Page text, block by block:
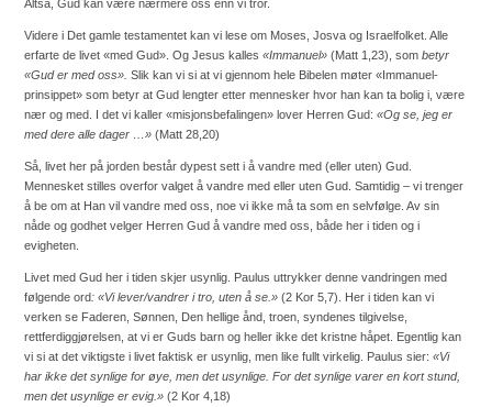
Altså, Gud kan være nærmere oss enn vi tror.
Videre i Det gamle testamentet kan vi lese om Moses, Josva og Israelfolket. Alle
erfarte de livet «med Gud». Og Jesus kalles «Immanuel» (Matt 1,23), som betyr
«Gud er med oss». Slik kan vi si at vi gjennom hele Bibelen møter «Immanuel-
prinsippet» som betyr at Gud lengter etter mennesker hvor han kan ta bolig i, være
nær og med. I det vi kaller «misjonsbefalingen» lover Herren Gud: «Og se, jeg er
med dere alle dager …» (Matt 28,20)
Så, livet her på jorden består dypest sett i å vandre med (eller uten) Gud.
Mennesket stilles overfor valget å vandre med eller uten Gud. Samtidig – vi trenger
å be om at Han vil vandre med oss, noe vi ikke må ta som en selvfølge. Av sin
nåde og godhet velger Herren Gud å vandre med oss, både her i tiden og i
evigheten.
Livet med Gud her i tiden skjer usynlig. Paulus uttrykker denne vandringen med
følgende ord: «Vi lever/vandrer i tro, uten å se.» (2 Kor 5,7). Her i tiden kan vi
verken se Faderen, Sønnen, Den hellige ånd, troen, syndenes tilgivelse,
rettferdiggjørelsen, at vi er Guds barn og heller ikke det kristne håpet. Egentlig kan
vi si at det viktigste i livet faktisk er usynlig, men like fullt virkelig. Paulus sier: «Vi
har ikke det synlige for øye, men det usynlige. For det synlige varer en kort stund,
men det usynlige er evig.» (2 Kor 4,18)